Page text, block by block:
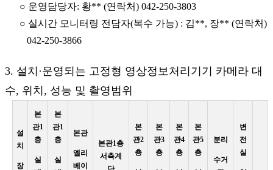
○ 운영담당자: 황** (연락처) 042-250-3803
○ 실시간 모니터링 전담자(복수 가능) : 김**, 장** (연락처)
042-250-3866
3. 설치·운영되는 고정형 영상정보처리기기 카메라 대
수, 위치, 성능 및 촬영범위
설
치
장
본
관1
층
실
본
관1
층
실
본관
엘리
베이
본관1층
서측계
본
관2
층
본
관3
층
본
관4
층
본
관5
층
분리
수거
변
전
실